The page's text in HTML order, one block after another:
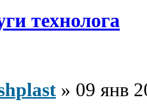
технолога
» 09 янв